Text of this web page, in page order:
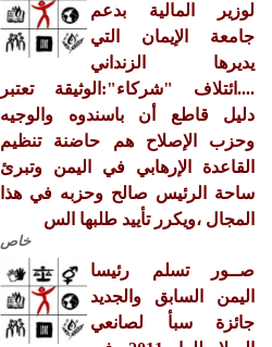
لوزير المالية بدعم
جامعة الإيمان التي
يديرها الزنداني
....ائتلاف "شركاء":الوثيقة تعتبر
دليل قاطع أن باسندوه والوجيه
وحزب الإصلاح هم حاضنة تنظيم
القاعدة الإرهابي في اليمن وتبرئ
ساحة الرئيس صالح وحزبه في هذا
المجال ،ويكرر تأييد طلبها الس
خاص
صــور تسلم رئيسا
اليمن السابق والجديد
جائزة سبأ لصانعي